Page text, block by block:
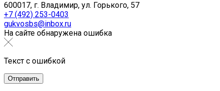
600017, г. Владимир, ул. Горького, 57
+7 (492) 253-0403
gukvosbs@inbox.ru
На сайте обнаружена ошибка
Текст с ошибкой